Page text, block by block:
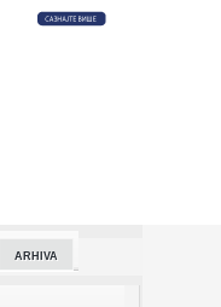
direktora: Milija Vojinović
у ...
ARHIVA